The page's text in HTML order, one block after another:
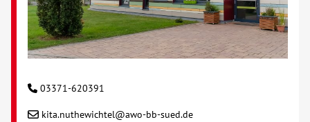
03371-620391
kita.nuthewichtel@awo-bb-sued.de